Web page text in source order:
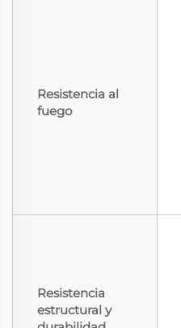
Resistencia al
fuego
Resistencia
estructural y